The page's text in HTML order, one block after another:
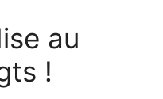
au
!